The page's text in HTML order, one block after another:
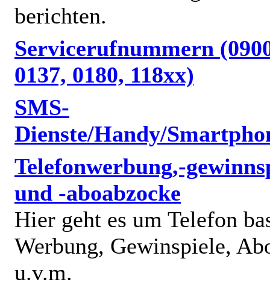
berichten.
Servicerufnummern
0137, 0180, 118xx)
SMS-
Dienste/Handy/
Telefonwerbung,-
und -aboabzocke
Hier geht es um Telefon
Werbung, Gewinspiele,
u.v.m.